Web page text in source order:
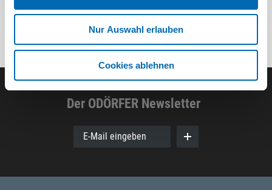
Nur Auswahl erlauben
Cookies ablehnen
Der ODÖRFER Newsletter
E-Mail eingeben